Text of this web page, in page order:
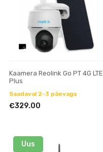
Kaamera Reolink Go PT 4G LTE
Plus
Saadaval 2-3 päevaga
€329.00
Uus